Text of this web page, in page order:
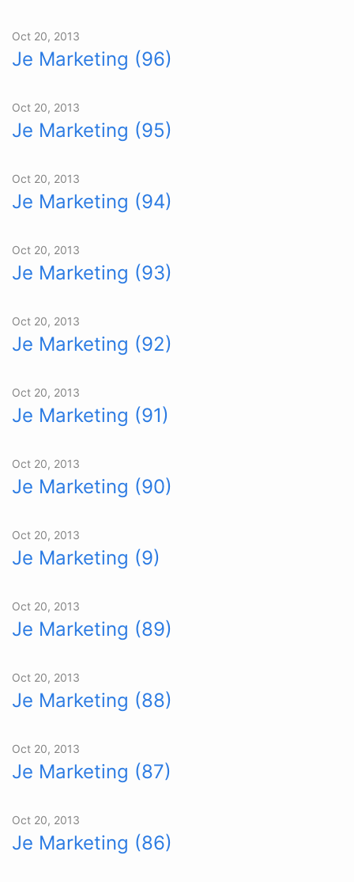
Oct 20, 2013
Je Marketing (96)
Oct 20, 2013
Je Marketing (95)
Oct 20, 2013
Je Marketing (94)
Oct 20, 2013
Je Marketing (93)
Oct 20, 2013
Je Marketing (92)
Oct 20, 2013
Je Marketing (91)
Oct 20, 2013
Je Marketing (90)
Oct 20, 2013
Je Marketing (9)
Oct 20, 2013
Je Marketing (89)
Oct 20, 2013
Je Marketing (88)
Oct 20, 2013
Je Marketing (87)
Oct 20, 2013
Je Marketing (86)